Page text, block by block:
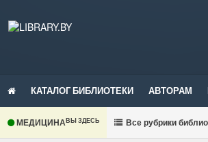
КАТАЛОГ БИБЛИОТЕКИ АВТОРАМ
МЕДИЦИНАВЫ ЗДЕСЬ Все рубрики